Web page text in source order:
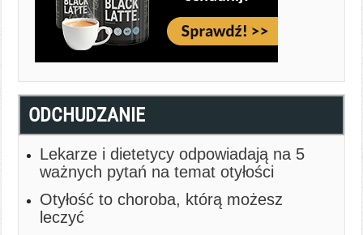
ODCHUDZANIE
Lekarze i dietetycy odpowiadają na 5
ważnych pytań na temat otyłości
Otyłość to choroba, którą możesz
leczyć